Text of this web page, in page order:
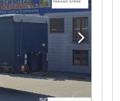
Am Hjk